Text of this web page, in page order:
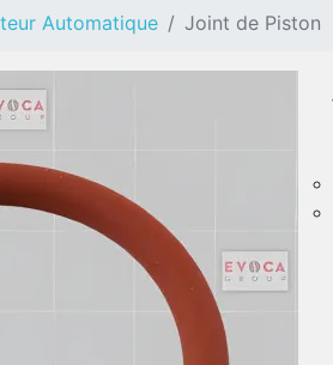
Automatique Joint de Piston